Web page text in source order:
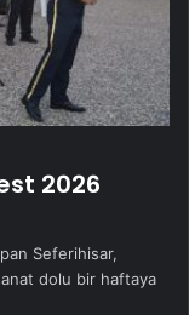
2026
Seferihisar,
dolu bir haftaya